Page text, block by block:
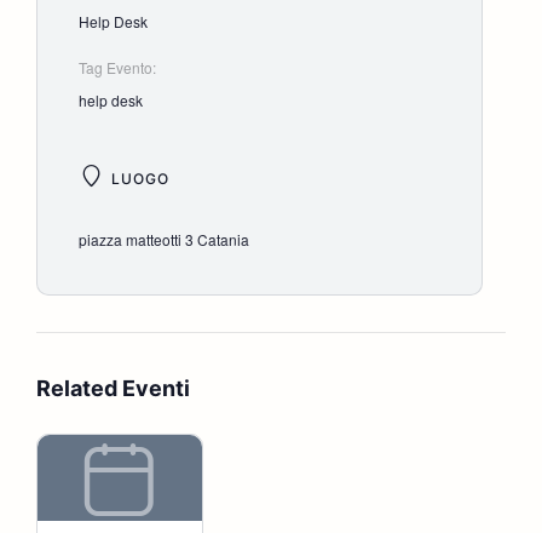
Help Desk
Tag Evento:
help desk
LUOGO
piazza matteotti 3 Catania
Related Eventi